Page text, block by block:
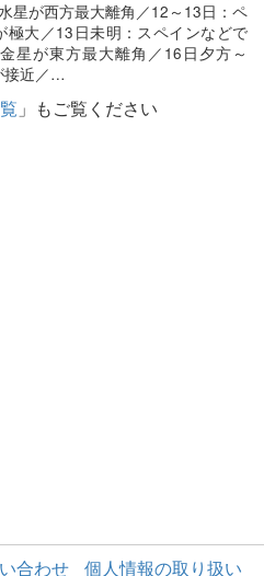
星が西方最大離角／12～13日：ペ
極大／13日未明：スペインなどで
星が東方最大離角／16日夕方～
接近／…
」もご覧ください
合わせ 個人情報の取り扱い